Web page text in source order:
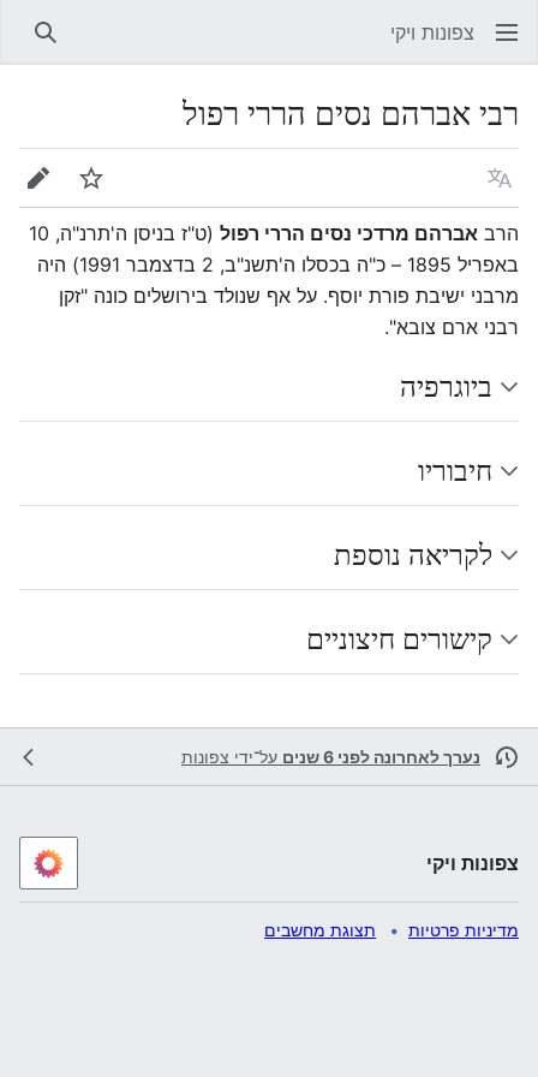
צפונות ויקי
רבי אברהם נסים הררי רפול
שפה מעקב
הרב אברהם מרדכי נסים הררי רפול
(ט"ז בניסן ה'תרנ"ה, 10
באפריל 1895 – כ"ה בכסלו ה'תשנ"ב, 2 בדצמבר 1991) היה
מרבני ישיבת פורת יוסף. על אף שנולד בירושלים כונה "זקן
רבני ארם צובא".
ביוגרפיה
חיבוריו
לקריאה נוספת
קישורים חיצוניים
נערך לאחרונה לפני 6 שנים על־ידי צפונות
צפונות ויקי
מדיניות פרטיות תצוגת מחשבים